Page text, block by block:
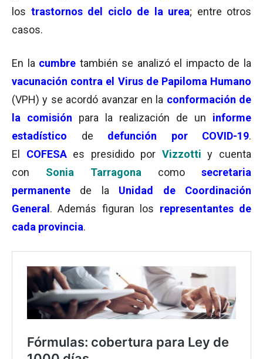
los trastornos del ciclo de la urea; entre otros
casos.
En la cumbre también se analizó el impacto de la
vacunación contra el Virus de Papiloma Humano
(VPH) y se acordó avanzar en la conformación de
la comisión
para la realización de un informe
estadístico de defunción por COVID-19.
El COFESAes presidido por Vizzotti y cuenta
con
Sonia Tarragona como
secretaria
permanente de la
Unidad de Coordinación
General . Además figuran los representantes de
cada provincia.